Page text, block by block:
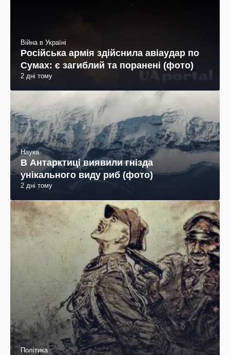
Війна в Україні
Російська армія здійснила авіаудар по
Сумах: є загиблий та поранені (фото)
2 дні тому
Наука
В Антарктиці виявили гнізда
унікального виду риб (фото)
2 дні тому
Політика